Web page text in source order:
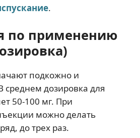
.
по применению
подкожно и
дозировка для
50-100 мг. При
можно делать
до трех раз.